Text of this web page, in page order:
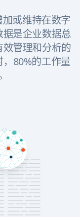
或维持在数字
是企业数据总
管理和分析的
80%的工作量